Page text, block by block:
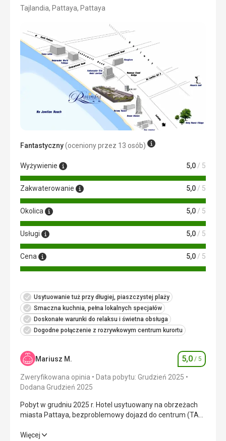
4/5
Tajlandia, Pattaya, Pattaya
Fantastyczny(oceniony przez 13 osób)
Wyżywienie 5,0 / 5
Zakwaterowanie 5,0 / 5
Okolica 5,0 / 5
Usługi 5,0 / 5
Cena 5,0 / 5
Usytuowanie tuż przy długiej, piaszczystej plaży
Smaczna kuchnia, pełna lokalnych specjałów
Doskonałe warunki do relaksu i świetna obsługa
Dogodne połączenie z rozrywkowym centrum kurortu
Mariusz M. Ocena
5,0 / 5
Zweryfikowana opinia
Data pobytu: Grudzień 2025
Dodana Grudzień 2025
Pobyt w grudniu 2025 r. Hotel usytuowany na obrzeżach
miasta Pattaya, bezproblemowy dojazd do centrum (TAXI
tenisa, stoły do bilarda, piłkarzyki, bezpośredni dostęp do
Pobyt w grudniu 2025 r. Hotel usytuowany na obrzeżach
Więcej